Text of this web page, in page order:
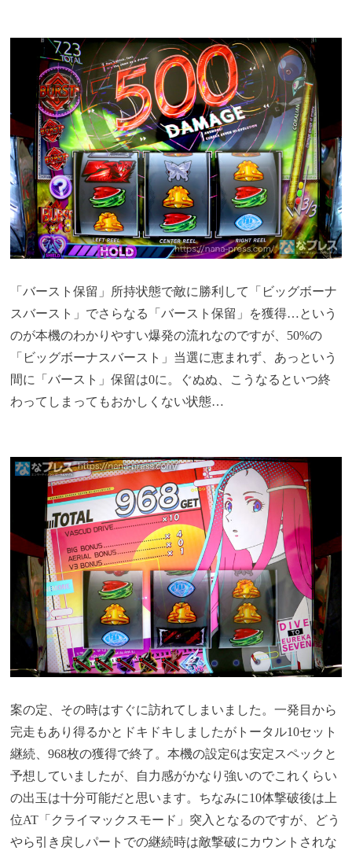
「バースト保留」所持状態で敵に勝利して「ビッグボーナ
スバースト」でさらなる「バースト保留」を獲得…という
のが本機のわかりやすい爆発の流れなのですが、50%の
「ビッグボーナスバースト」当選に恵まれず、あっという
間に「バースト」保留は0に。ぐぬぬ、こうなるといつ終
わってしまってもおかしくない状態…
案の定、その時はすぐに訪れてしまいました。一発目から
完走もあり得るかとドキドキしましたがトータル10セット
継続、968枚の獲得で終了。本機の設定6は安定スペックと
予想していましたが、自力感がかなり強いのでこれくらい
の出玉は十分可能だと思います。ちなみに10体撃破後は上
位AT「クライマックスモード」突入となるのですが、どう
やら引き戻しパートでの継続時は敵撃破にカウントされな